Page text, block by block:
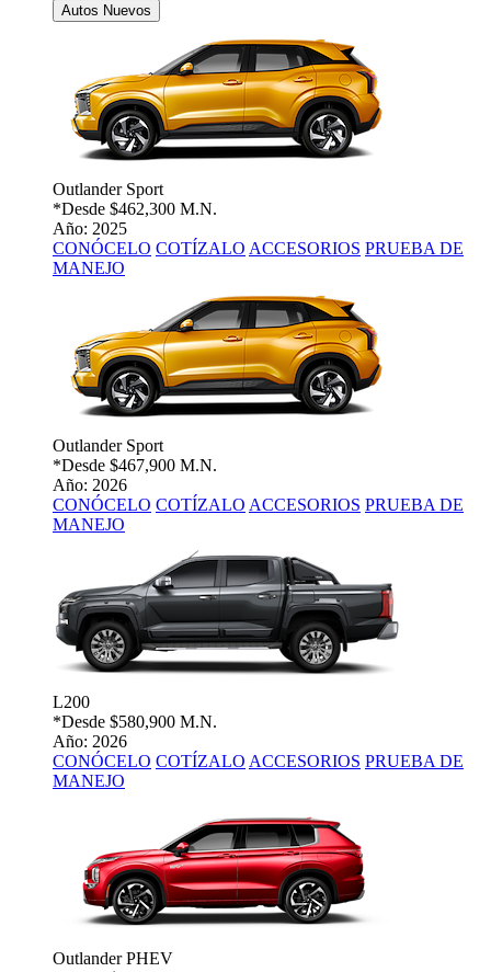
Autos Nuevos
Outlander Sport
*Desde $462,300 M.N.
Año: 2025
CONÓCELO COTÍZALO ACCESORIOS PRUEBA DE
MANEJO
Outlander Sport
*Desde $467,900 M.N.
Año: 2026
CONÓCELO COTÍZALO ACCESORIOS PRUEBA DE
MANEJO
L200
*Desde $580,900 M.N.
Año: 2026
CONÓCELO COTÍZALO ACCESORIOS PRUEBA DE
MANEJO
Outlander PHEV